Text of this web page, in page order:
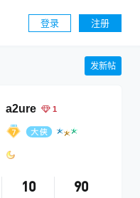
登录 注册
发新帖
a2ure 1
10 90